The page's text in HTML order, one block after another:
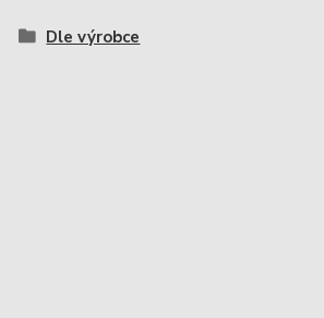
Dle výrobce